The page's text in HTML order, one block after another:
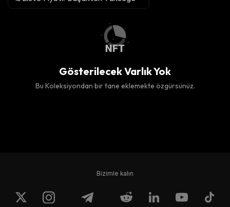
Gösterilecek Varlık Yok
Bu Koleksiyondan bir tane eklemekte özgürsünüz.
Bizimle kalın